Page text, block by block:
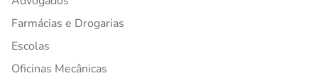
Farmácias e Drogarias
Escolas
Oficinas Mecânicas